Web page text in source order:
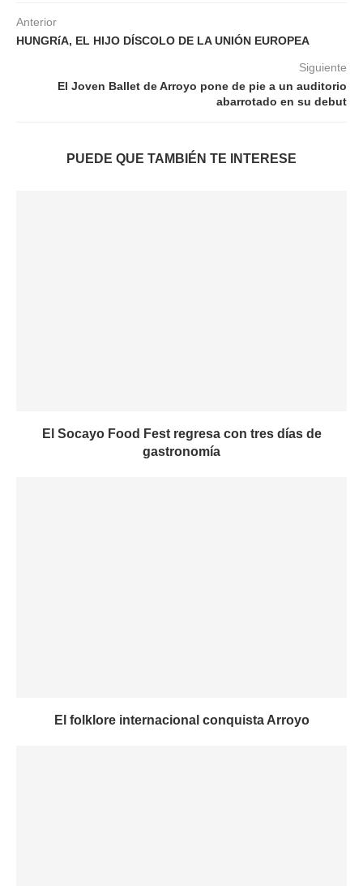
Anterior
HUNGRíA, EL HIJO DÍSCOLO DE LA UNIÓN EUROPEA
Siguiente
El Joven Ballet de Arroyo pone de pie a un auditorio
abarrotado en su debut
PUEDE QUE TAMBIÉN TE INTERESE
El Socayo Food Fest regresa con tres días de
gastronomía
El folklore internacional conquista Arroyo